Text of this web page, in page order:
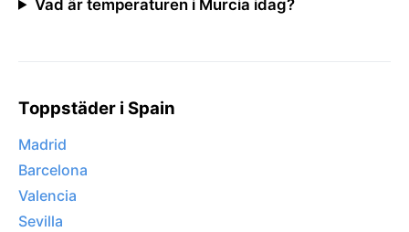
Vad är temperaturen i Murcia idag?
Toppstäder i Spain
Madrid
Barcelona
Valencia
Sevilla